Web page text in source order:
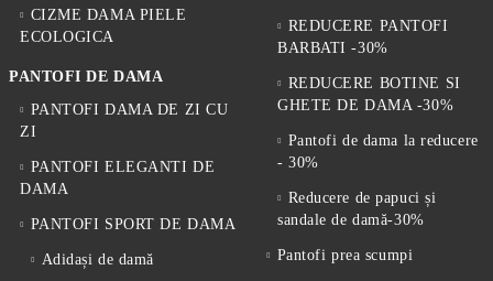
CIZME DAMA PIELE
ECOLOGICA
PANTOFI DE DAMA
PANTOFI DAMA DE ZI CU
ZI
PANTOFI ELEGANTI DE
DAMA
PANTOFI SPORT DE DAMA
Adidași de damă
REDUCERE PANTOFI
BARBATI -30%
REDUCERE BOTINE SI
GHETE DE DAMA -30%
Pantofi de dama la reducere
- 30%
Reducere de papuci și
sandale de damă-30%
Pantofi prea scumpi